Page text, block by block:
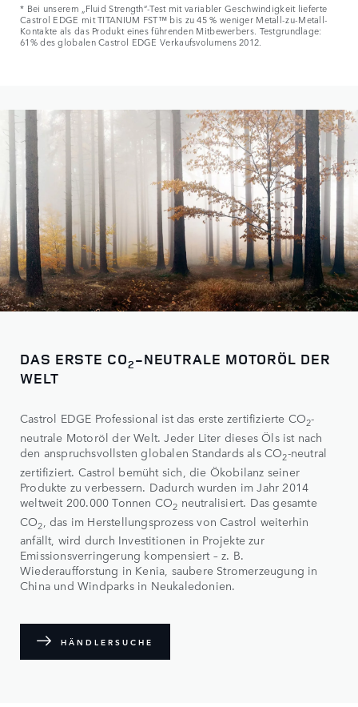
* Bei unserem „Fluid Strength“-Test mit variabler Geschwindigkeit lieferte
Castrol EDGE mit TITANIUM FST™ bis zu 45 % weniger Metall-zu-Metall-
Kontakte als das Produkt eines führenden Mitbewerbers. Testgrundlage:
61% des globalen Castrol EDGE Verkaufsvolumens 2012.
DAS ERSTE CO2-NEUTRALE MOTORÖL DER
WELT
Castrol EDGE Professional ist das erste zertifizierte CO2-
neutrale Motoröl der Welt. Jeder Liter dieses Öls ist nach
den anspruchsvollsten globalen Standards als CO2-neutral
zertifiziert. Castrol bemüht sich, die Ökobilanz seiner
Produkte zu verbessern. Dadurch wurden im Jahr 2014
weltweit 200.000 Tonnen CO2 neutralisiert. Das gesamte
CO2 , das im Herstellungsprozess von Castrol weiterhin
anfällt, wird durch Investitionen in Projekte zur
Emissionsverringerung kompensiert – z. B.
Wiederaufforstung in Kenia, saubere Stromerzeugung in
China und Windparks in Neukaledonien.
HÄNDLERSUCHE